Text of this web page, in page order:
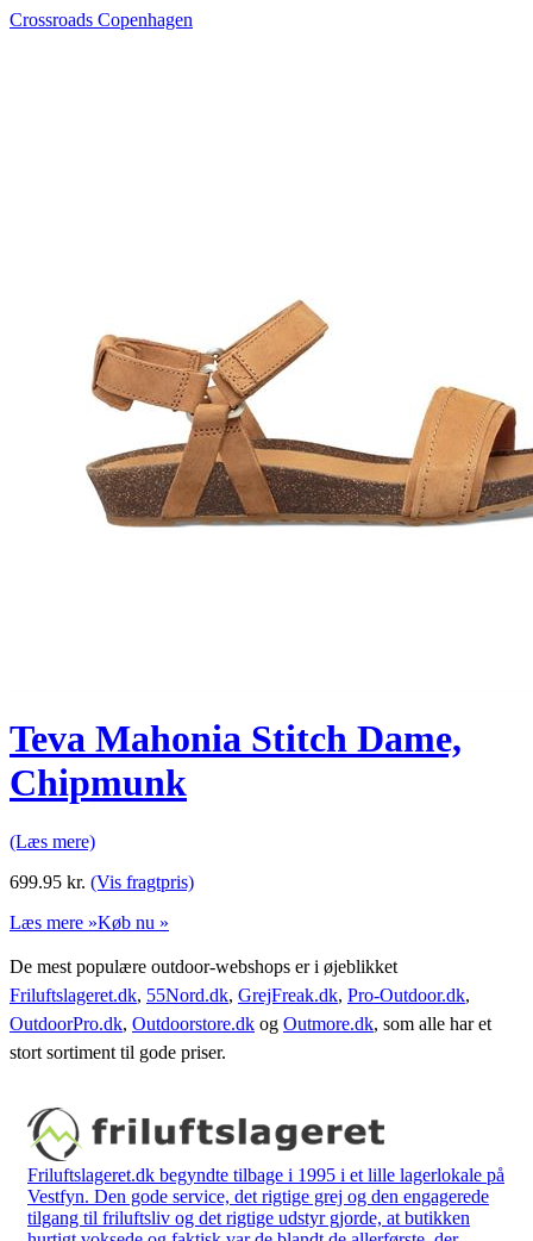
Crossroads Copenhagen
Teva Mahonia Stitch Dame,
Chipmunk
(Læs mere)
699.95 kr. (Vis fragtpris)
Læs mere »Køb nu »
De mest populære outdoor-webshops er i øjeblikket
Friluftslageret.dk, 55Nord.dk, GrejFreak.dk, Pro-Outdoor.dk,
OutdoorPro.dk, Outdoorstore.dk og Outmore.dk, som alle har et
stort sortiment til gode priser.
Friluftslageret.dk begyndte tilbage i 1995 i et lille lagerlokale på
Vestfyn. Den gode service, det rigtige grej og den engagerede
tilgang til friluftsliv og det rigtige udstyr gjorde, at butikken